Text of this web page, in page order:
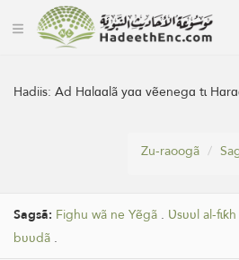
Hadiis:Ad Hɑlɑɑlã yɑɑ vẽenegɑ tɩ
Zu-raoogã
Sagsã: Fighu wã ne Yẽgã . Ʋsʋʋl al-
bʋʋdã .